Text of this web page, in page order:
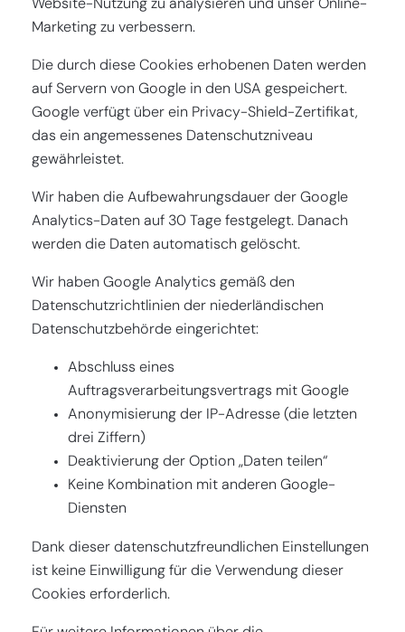
Website-Nutzung zu analysieren und unser Online-
Marketing zu verbessern.
Die durch diese Cookies erhobenen Daten werden
auf Servern von Google in den USA gespeichert.
Google verfügt über ein Privacy-Shield-Zertifikat,
das ein angemessenes Datenschutzniveau
gewährleistet.
Wir haben die Aufbewahrungsdauer der Google
Analytics-Daten auf 30 Tage festgelegt. Danach
werden die Daten automatisch gelöscht.
Wir haben Google Analytics gemäß den
Datenschutzrichtlinien der niederländischen
Datenschutzbehörde eingerichtet:
Abschluss eines
Auftragsverarbeitungsvertrags mit Google
Anonymisierung der IP-Adresse (die letzten
drei Ziffern)
Deaktivierung der Option „Daten teilen“
Keine Kombination mit anderen Google-
Diensten
Dank dieser datenschutzfreundlichen Einstellungen
ist keine Einwilligung für die Verwendung dieser
Cookies erforderlich.